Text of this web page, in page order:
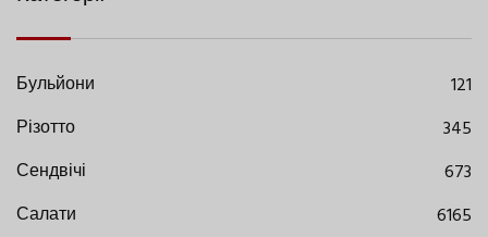
Бульйони
121
Різотто
345
Сендвічі
673
Салати
6165